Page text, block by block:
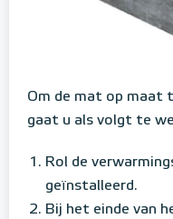
Om de mat op maat
gaat u als volgt te
Rol de
geïnstalleerd.
Bij het einde van